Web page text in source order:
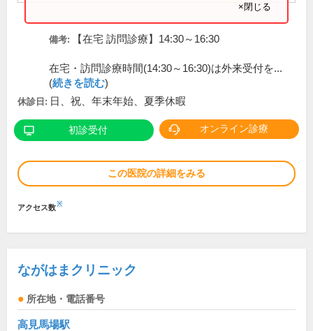
×閉じる
備考: 【在宅 訪問診療】14:30～16:30
在宅・訪問診療時間(14:30～16:30)は外来受付を...
(続きを読む)
休診日: 日、祝、年末年始、夏季休暇
初診受付 オンライン診療
この医院の詳細をみる
アクセス数※
ながはまクリニック
所在地・電話番号
高見馬場駅